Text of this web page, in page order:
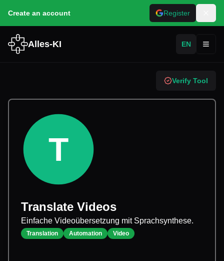
Create an account Register
Alles-KI EN
Verify Tool
T
Translate Videos
Einfache Videoübersetzung mit Sprachsynthese.
Translation Automation Video